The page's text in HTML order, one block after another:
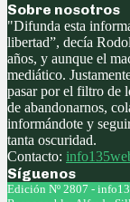
Sobre nosotros
"Difunda esta
libertad”, decía
años, y aunque el
mediático.
pasar por el filtro de
de abandonarnos,
informándote y
tanta oscuridad.
Contacto:
Síguenos
Facebook
Twitter
Instagram
Youtube
Edición Nº 2807 -